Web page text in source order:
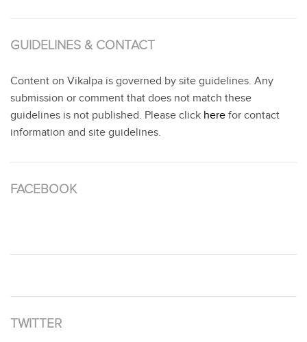
GUIDELINES & CONTACT
Content on Vikalpa is governed by site guidelines. Any
submission or comment that does not match these
guidelines is not published. Please click here for contact
information and site guidelines.
FACEBOOK
TWITTER